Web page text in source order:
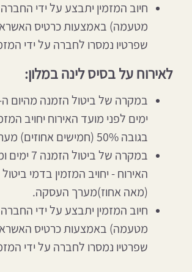
חיוב המזמין יתבצע על ידי החברה
מטעמה) באמצעות כרטיס
שפרטיו נמסרו לחברה על ידי
לאירוח על בסיס לינה במלון:
ימים לפני מועד האירוח יחויב
בגובה 50% (חמישים אחוזים) מערך העסקה.
במקרה של
(מאה אחוז)מערך העסקה.
חיוב המזמין יתבצע על ידי החברה
מטעמה) באמצעות כרטיס
שפרטיו נמסרו לחברה על ידי